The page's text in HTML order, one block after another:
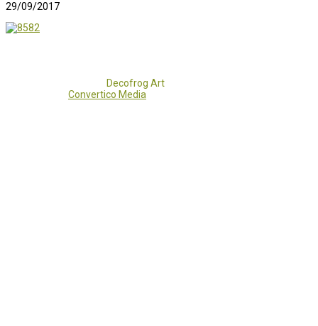
29/09/2017
Decofrog Art
Convertico Media